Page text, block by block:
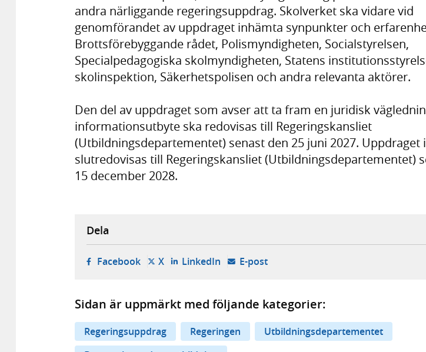
andra närliggande regeringsuppdrag. Skolverket ska vidare vid
genomförandet av uppdraget inhämta synpunkter och
Brottsförebyggande rådet, Polismyndigheten, Socialstyrelsen,
Specialpedagogiska skolmyndigheten, Statens
skolinspektion, Säkerhetspolisen och andra relevanta aktörer.
Den del av uppdraget som avser att ta fram en juridisk
informationsutbyte ska redovisas till Regeringskansliet
(Utbildningsdepartementet) senast den 25 juni 2027. Uppdraget
slutredovisas till Regeringskansliet (Utbildningsdepartementet)
15 december 2028.
Dela
Facebook- öppnas i ny flik, extern webbplats,
X- öppnas i ny flik, extern webbplats,
LinkedIn- öppnas i ny flik, extern webbplats,
E-post- öppnar din e-postklient,
Sidan är uppmärkt med följande kategorier:
Regeringsuppdrag Regeringen
Utbildningsdepartementet